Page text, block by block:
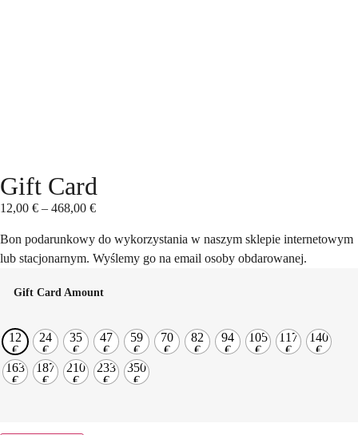
Gift Card
12,00 € – 468,00 €
Bon podarunkowy do wykorzystania w naszym sklepie internetowym
lub stacjonarnym. Wyślemy go na email osoby obdarowanej.
Gift Card Amount
12
€
24
€
35
€
47
€
59
€
70
€
82
€
94
€
105
€
117
€
140
€
163
€
187
€
210
€
233
€
350
€